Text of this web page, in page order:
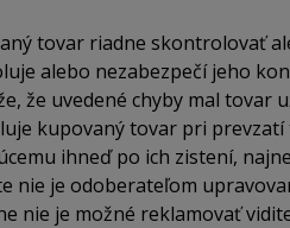
tovar riadne skontrolovať
alebo nezabezpečí jeho
že uvedené chyby mal tovar
kupovaný tovar pri
ihneď po ich zistení,
nie je odoberateľom
nie je možné reklamovať